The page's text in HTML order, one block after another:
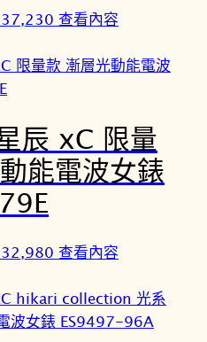
37,230 目
價
N
T
$
3
0
查看內容
辰 xC 限量
能電波女錶
32,980 目
價
格
查看內容